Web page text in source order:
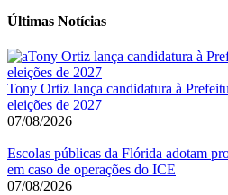
Últimas Notícias
Tony Ortiz lança candidatura à
eleições de 2027
07/08/2026
Escolas públicas da Flórida adotam
em caso de operações do ICE
07/08/2026